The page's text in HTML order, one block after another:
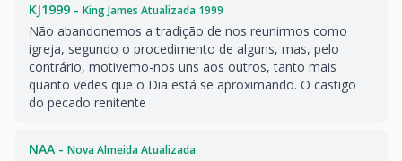
KJ1999 - King James Atualizada 1999
Não abandonemos a tradição de nos reunirmos como
igreja, segundo o procedimento de alguns, mas, pelo
contrário, motivemo-nos uns aos outros, tanto mais
quanto vedes que o Dia está se aproximando. O castigo
do pecado renitente
NAA - Nova Almeida Atualizada